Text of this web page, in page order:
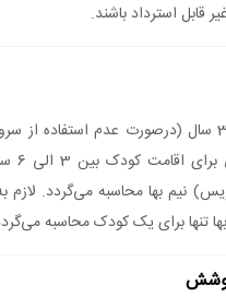
قابل استرداد باشند.
اقامت کودک زیر 3 سال (درصورت عدم استفاده
نیم بها محاسبه می‌گردد.
تنها برای یک کودک محاسبه